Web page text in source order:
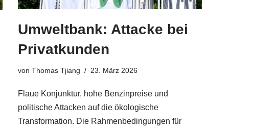
Umweltbank: Attacke bei
Privatkunden
von Thomas Tjiang 23. März 2026
Flaue Konjunktur, hohe Benzinpreise und
politische Attacken auf die ökologische
Transformation. Die Rahmenbedingungen für